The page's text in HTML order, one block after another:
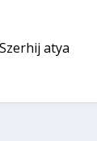
atya